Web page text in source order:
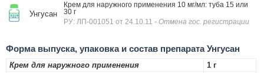
Унгусан
Крем для наружного применения 10 мг/мл: туба 15 или
30 г
РУ: ЛП-001051 от 24.10.11 - Отмена гос. регистрации
Форма выпуска, упаковка и состав препарата Унгусан
Крем для наружного применения
1 г